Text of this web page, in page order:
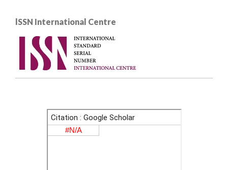
lSSN International Centre